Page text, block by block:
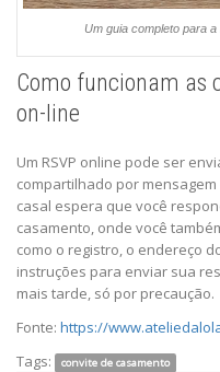
Um guia completo para
Como funcionam as
on-line
Um RSVP online pode ser
compartilhado por
casal espera que você
casamento, onde você
como o registro, o endereço
instruções para enviar sua
mais tarde, só por precaução.
Fonte: https://
Tags:
convite de casamento